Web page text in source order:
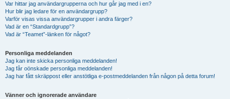
Var hittar jag användargrupperna och hur går jag med i en?
Hur blir jag ledare för en användargrupp?
Varför visas vissa användargrupper i andra färger?
Vad är en “Standardgrupp”?
Vad är “Teamet”-länken för något?
Personliga meddelanden
Jag kan inte skicka personliga meddelanden!
Jag får oönskade personliga meddelanden!
Jag har fått skräppost eller anstötliga e-postmeddelanden från någon på detta forum!
Vänner och ignorerade användare